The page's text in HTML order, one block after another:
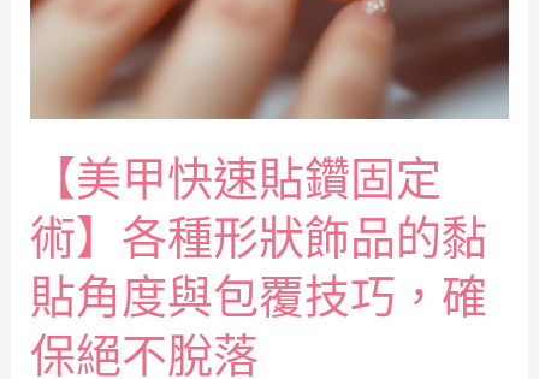
【美甲快速貼鑽固定
術】各種形狀飾品的黏
貼角度與包覆技巧，確
保絕不脫落